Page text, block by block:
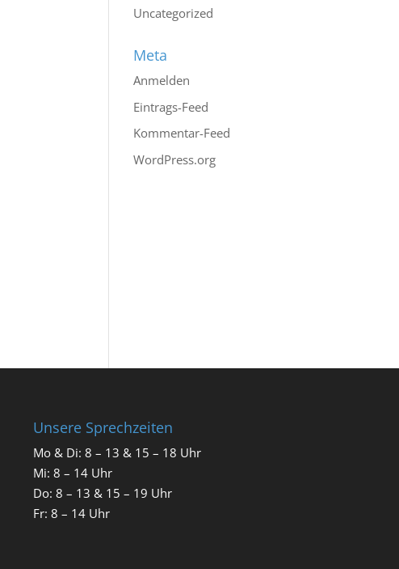
Uncategorized
Meta
Anmelden
Eintrags-Feed
Kommentar-Feed
WordPress.org
Unsere Sprechzeiten
Mo & Di: 8 – 13 & 15 – 18 Uhr
Mi: 8 – 14 Uhr
Do: 8 – 13 & 15 – 19 Uhr
Fr: 8 – 14 Uhr